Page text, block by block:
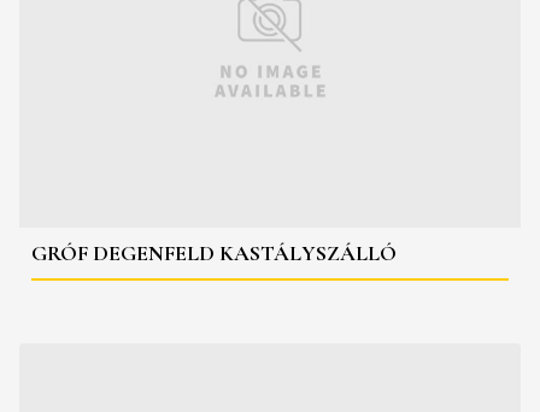
GRÓF DEGENFELD KASTÁLYSZÁLLÓ